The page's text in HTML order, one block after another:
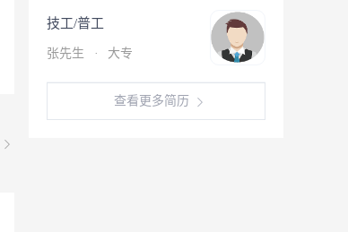
技工/普工
张先生 · 大专
查看更多简历